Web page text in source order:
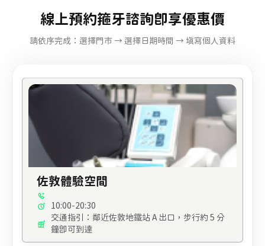
線上預約箍牙諮詢即享優惠價
請依序完成：選擇門市 → 選擇日期時間 → 填寫個人資料
佐敦體驗空間
10:00-20:30
交通指引：鄰近佐敦地鐵站 A 出口，步行約 5 分
鐘即可到達